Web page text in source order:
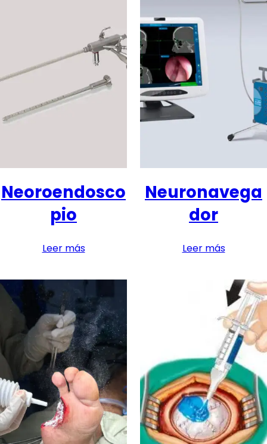
Neoroendosco
pio
Leer más
Neuronavega
dor
Leer más